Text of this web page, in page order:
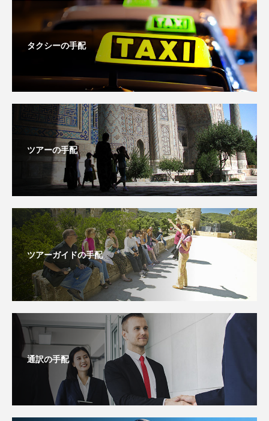
タクシーの手配
ツアーの手配
ツアーガイドの手配
通訳の手配